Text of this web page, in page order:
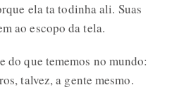
ela ta todinha ali. Suas
ao escopo da tela.
do que tememos no mundo:
talvez, a gente mesmo.